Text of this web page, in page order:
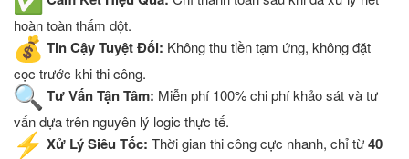
hoàn toàn thấm dột.
Tin Cậy Tuyệt Đối: Không thu tiền tạm ứng, không đặt
cọc trước khi thi công.
Tư Vấn Tận Tâm: Miễn phí 100% chi phí khảo sát và tư
vấn dựa trên nguyên lý logic thực tế.
Xử Lý Siêu Tốc: Thời gian thi công cực nhanh, chỉ từ40